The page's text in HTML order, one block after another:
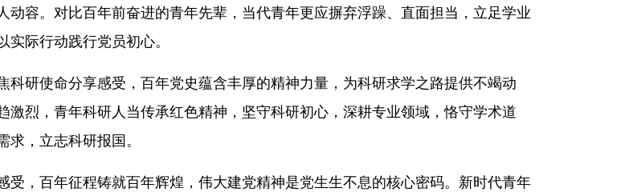
动容。对比百年前奋进的青年先辈，当代青年更应摒弃浮躁、直面担当，立足学业
际行动践行党员初心。
科研使命分享感受，百年党史蕴含丰厚的精神力量，为科研求学之路提供不竭动
激烈，青年科研人当传承红色精神，坚守科研初心，深耕专业领域，恪守学术道
，立志科研报国。
受，百年征程铸就百年辉煌，伟大建党精神是党生生不息的核心密码。新时代青年